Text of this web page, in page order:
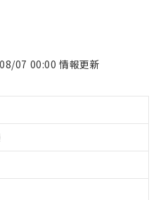
07 00:00 情報更新